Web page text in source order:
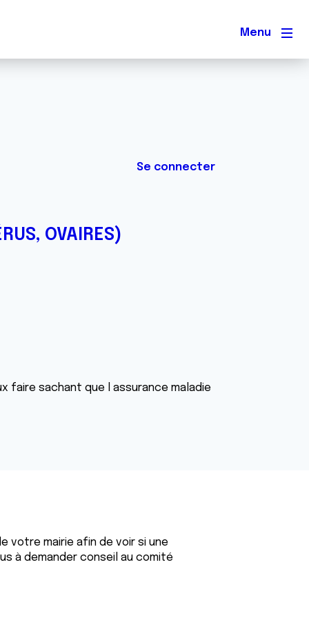
Menu
Se connecter
OVAIRES)
faire sachant que l assurance maladie
votre mairie afin de voir si une
à demander conseil au comité